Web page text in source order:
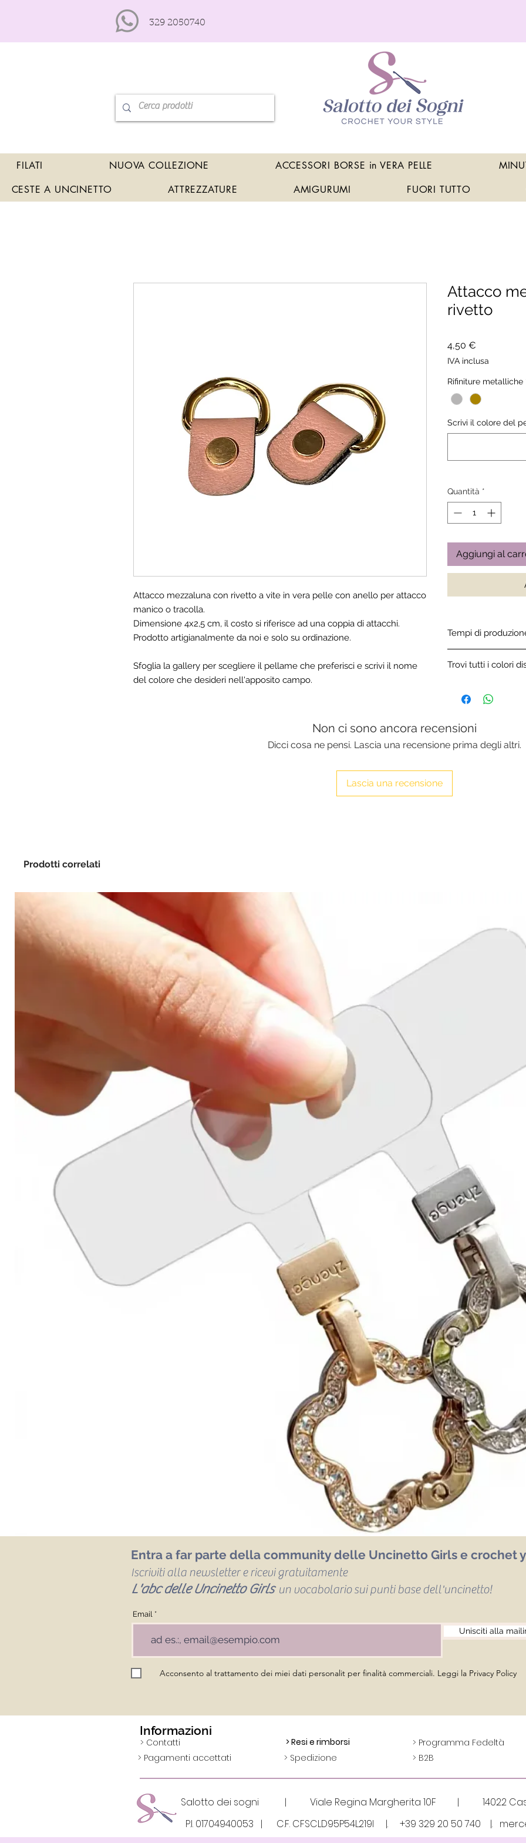
329 2050740
Attacco mezzaluna con rivetto a vite in vera pelle con anello per attacco
manico o tracolla.
Dimensione 4x2,5 cm, il costo si riferisce ad una coppia di attacchi.
Prodotto artigianalmente da noi e solo su ordinazione.
Sfoglia la gallery per scegliere il pellame che preferisci e scrivi il nome
del colore che desideri nell'apposito campo.
Attacco
rivetto
4,50 €
IVA inclusa
Rifiniture metalliche
Scrivi il colore del
Quantità *
Aggiungi al
Tempi di
artigianalmente e
Trovi tutti i colori
Non ci sono ancora recensioni
Dicci cosa ne pensi. Lascia una recensione prima degli altri.
Lascia una recensione
Prodotti correlati
Attacco catenella porta cellulare
FILATI NUOVA COLLEZIONE ACCESSORI BORSE in VERA PELLE
CESTE A UNCINETTO
ATTREZZATURE AMIGURUMI FUORI TUTTO
Entra a far parte della community delle Uncinetto Girls e crochet
Iscriviti alla newsletter e ricevi gratuitamente
L'abc delle Uncinetto Girls un vocabolario sui punti base dell'uncinetto!
Email
Unisciti alla
Acconsento al trattamento dei miei dati personalit per finalità commerciali. Leggi la Privacy Policy
Informazioni
> Contatti
> Pagamenti accettati
> Spedizione
> Resi e rimborsi
> Programma Fedeltà
> B2B
Salotto dei sogni | Viale Regina Margherita 10F | 14022
P.I. 01704940053 | C.F. CFSCLD95P54L219I |. +39 329 20 50 740 |.